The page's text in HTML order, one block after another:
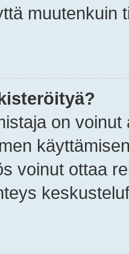
muutenkuin
on
voinut ottaa